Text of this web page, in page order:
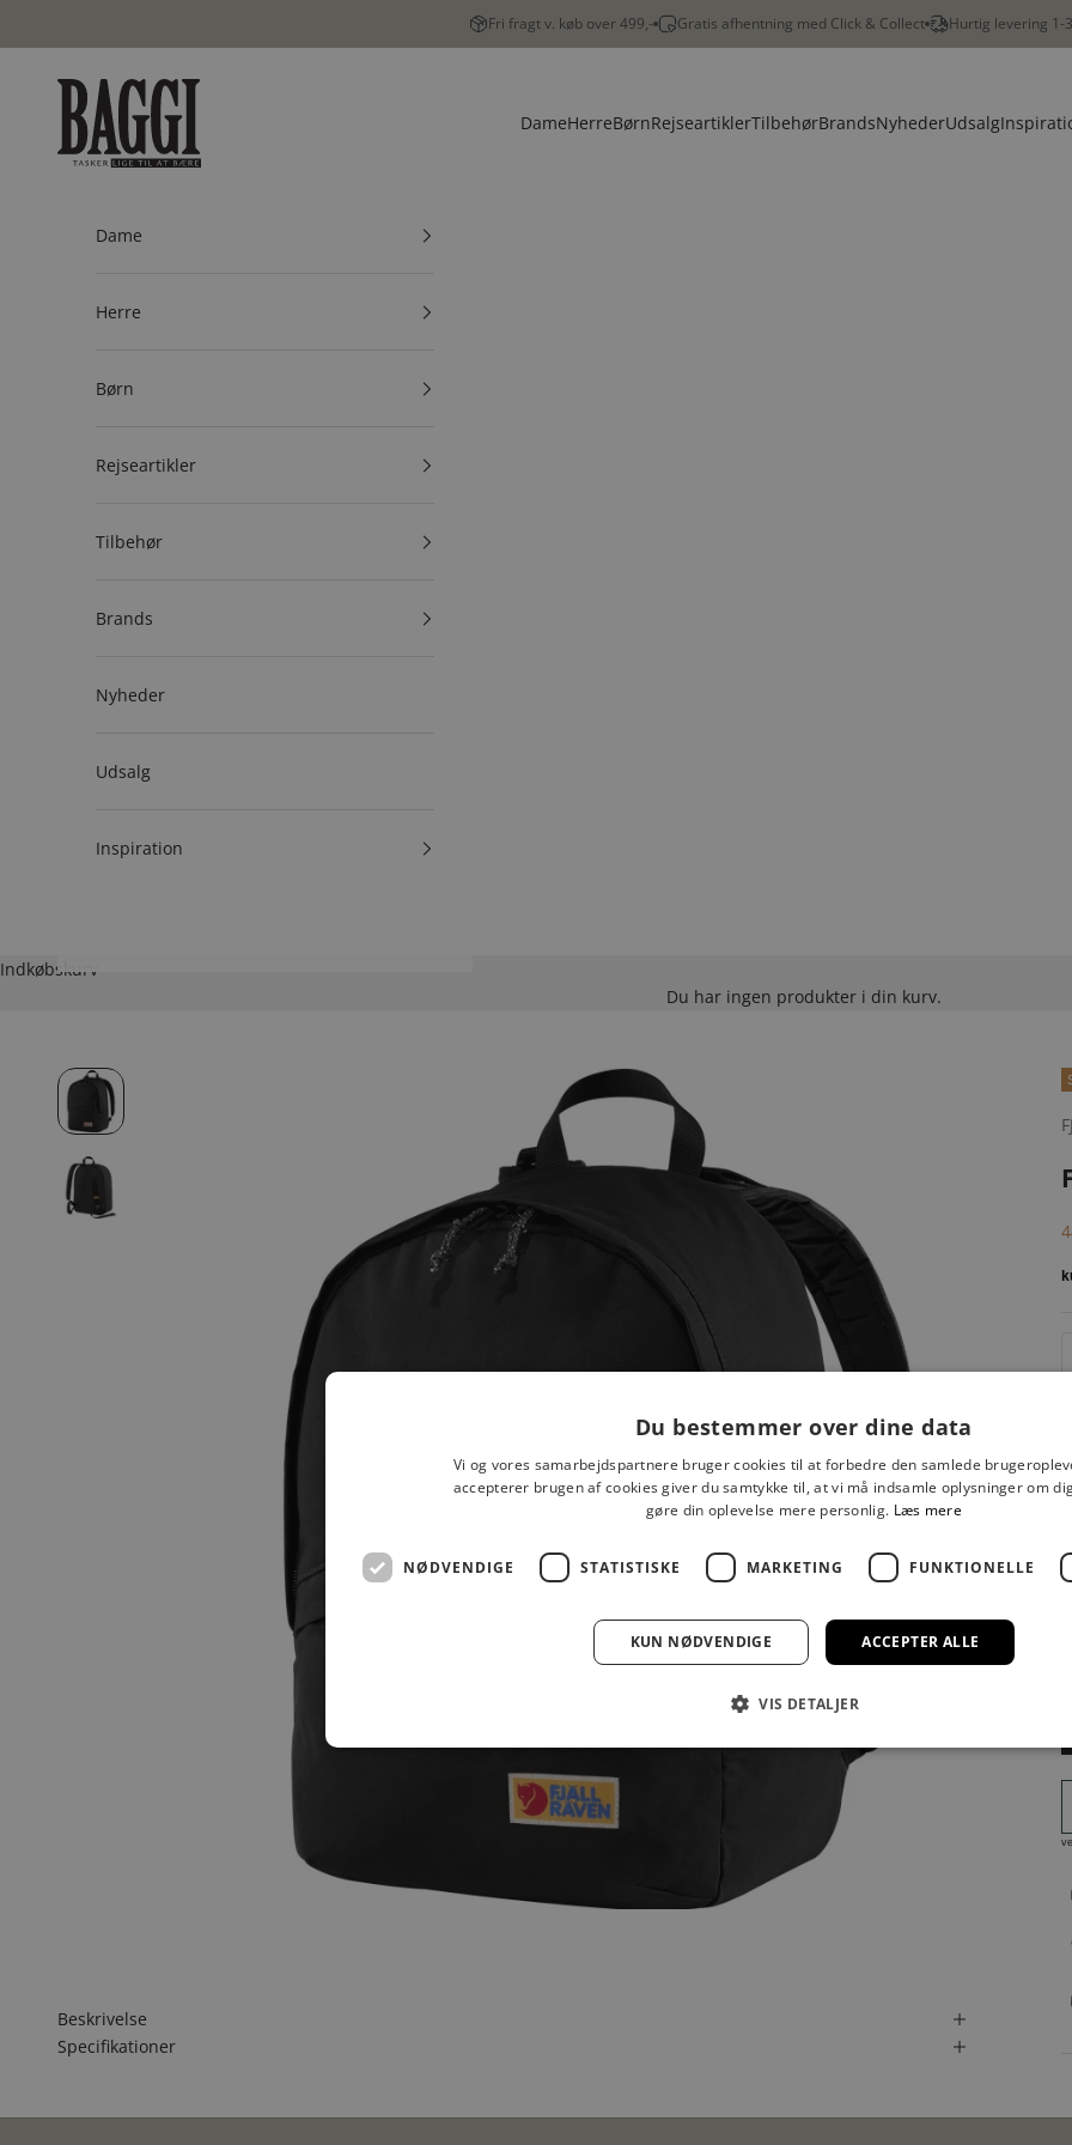
Fri fragt v. køb over 499,- Gratis afhentning med Click & Collect Hurtig levering 1-
BAGGI
DameHerreBørnRejseartiklerTilbehørBrandsNyhederUdsalg
Dame
Herre
Børn
Rejseartikler
Tilbehør
Brands
Nyheder
Udsalg
Inspiration
Indkøbskurv
Du har ingen produkter i din kurv.
Beskrivelse
Specifikationer
Du bestemmer over dine data
Vi og vores samarbejdspartnere bruger cookies til at forbedre den samlede
accepterer brugen af cookies giver du samtykke til, at vi må indsamle oplysninger om
gøre din oplevelse mere personlig. Læs mere
NØDVENDIGE STATISTISKE MARKETING FUNKTIONELLE
ACCEPTER ALLE
KUN NØDVENDIGE
VIS DETALJER